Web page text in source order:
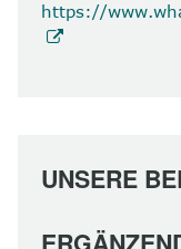
https://
UNSERE